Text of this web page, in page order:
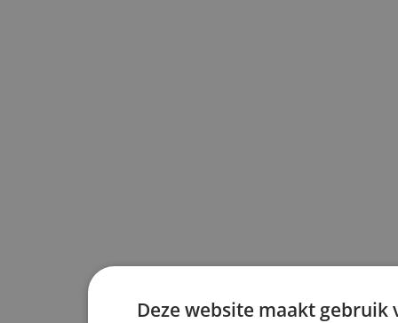
Deze website maakt gebruik